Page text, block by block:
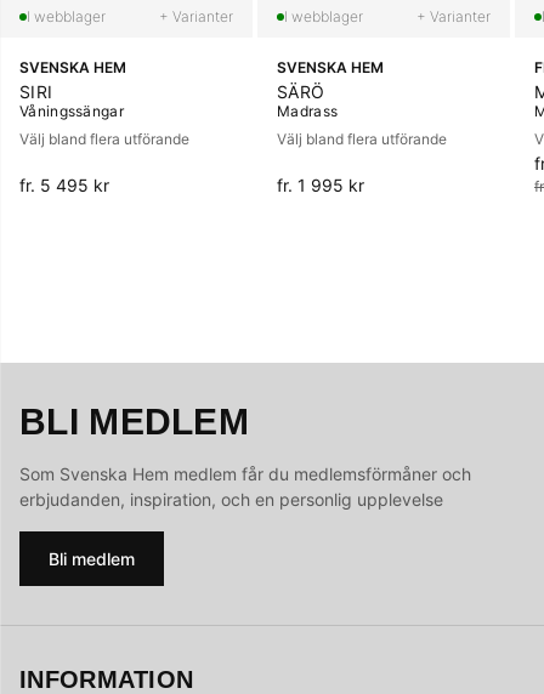
+ Varianter
SVENSKA HEM
SIRI
Våningssängar
Välj bland flera utförande
fr. 5 495 kr
+ Varianter
SVENSKA HEM
SÄRÖ
Madrass
Välj bland flera utförande
fr. 1 995 kr
BLI MEDLEM
Som Svenska Hem medlem får du medlemsförmåner och
erbjudanden, inspiration, och en personlig upplevelse
Bli medlem
INFORMATION